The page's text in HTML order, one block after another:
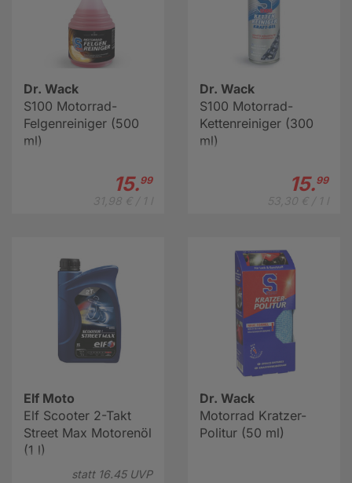
Dr. Wack
S100 Motorrad-
Felgenreiniger (500
ml)
15.99
Dr. Wack
S100 Motorrad-
Kettenreiniger (300
ml)
15.99
Elf Moto
Elf Scooter 2-Takt
Street Max Motorenöl
(1 l)
statt 16.45UVP
Dr. Wack
Motorrad Kratzer-
Politur (50 ml)